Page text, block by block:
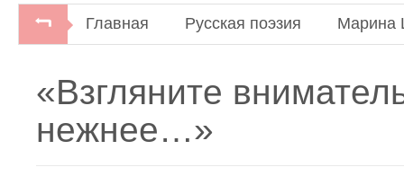
Главная Русская поэзия Марина
«Взгляните
нежнее…»